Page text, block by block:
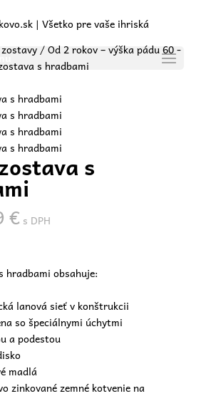
/Od 2 rokov – výška pádu 60 -
s hradbami
s
€ s DPH
hradbami obsahuje:
lanová sieť v konštrukcii
so špeciálnymi úchytmi
a podestou
madlá
zinkované zemné kotvenie na